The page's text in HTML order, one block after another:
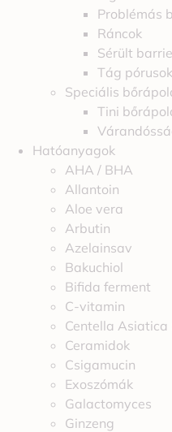
Problémás
Ráncok
Sérült
Tág pórusok
Speciális
Tini
Hatóanyagok
AHA / BHA
Allantoin
Aloe vera
Arbutin
Azelainsav
Bakuchiol
Bifida ferment
C-vitamin
Centella Asiatica
Ceramidok
Csigamucin
Exoszómák
Galactomyces
Ginzeng